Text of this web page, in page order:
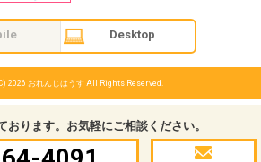
Desktop
おります。お気軽にご相談ください。
2026 おれんじはうすAll Rights Reserved.